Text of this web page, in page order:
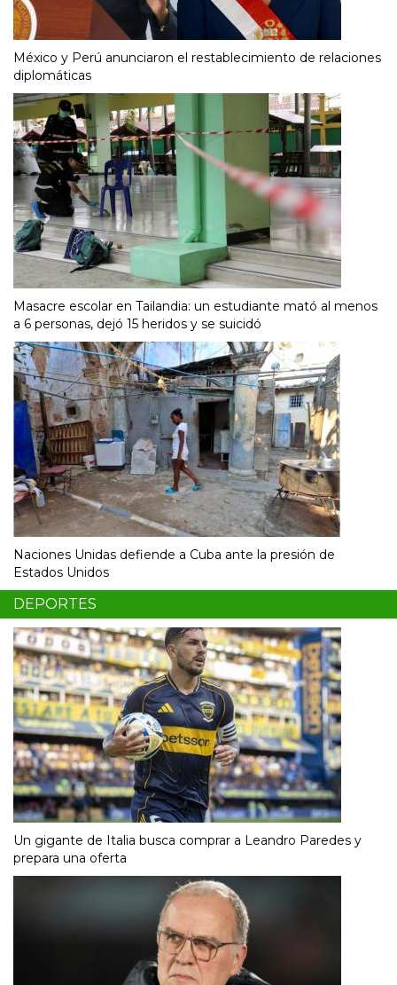
México y Perú anunciaron el restablecimiento de relaciones
diplomáticas
Masacre escolar en Tailandia: un estudiante mató al menos
a 6 personas, dejó 15 heridos y se suicidó
Naciones Unidas defiende a Cuba ante la presión de
Estados Unidos
DEPORTES
Un gigante de Italia busca comprar a Leandro Paredes y
prepara una oferta